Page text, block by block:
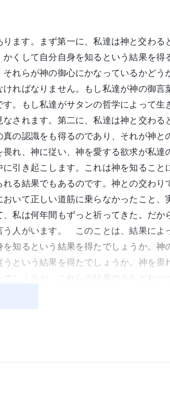
ます。まず第一に、私達は神と交わる
くして自分自身を知るという結果を得
れらが神の御心にかなっているかどう
ればなりません。もし私達が神の御言
。もし私達がサタンの哲学によって生
されます。第二に、私達は神と交わる
の認識をも得るのであり、それが神と
れ、神に従い、神を愛する欲求が私達
引き起こします。これは神を知ること
る結果でもあるのです。神との交わり
いて正しい道筋に乗らなかったこと、
私は何年間もずっと祈ってきた。だか
う人がいます。 このことは、結果によ
知るという結果を得たでしょうか。神
という結果を得たでしょうか。神を畏
しょうか。これらの結果のうちどれ一つ
あり、単に神との真の交わりになってい